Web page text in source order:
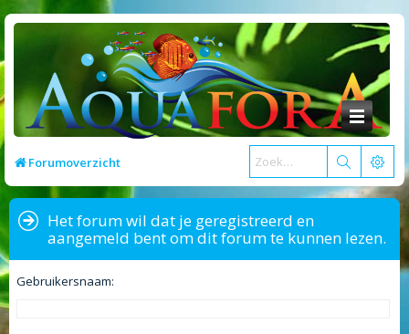
Forumoverzicht
Het forum wil dat je geregistreerd en
aangemeld bent om dit forum te kunnen lezen.
Gebruikersnaam: